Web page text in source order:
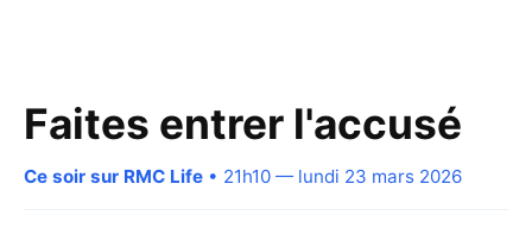
Faites entrer l'accusé
Ce soir sur RMC Life • 21h10 — lundi 23 mars 2026